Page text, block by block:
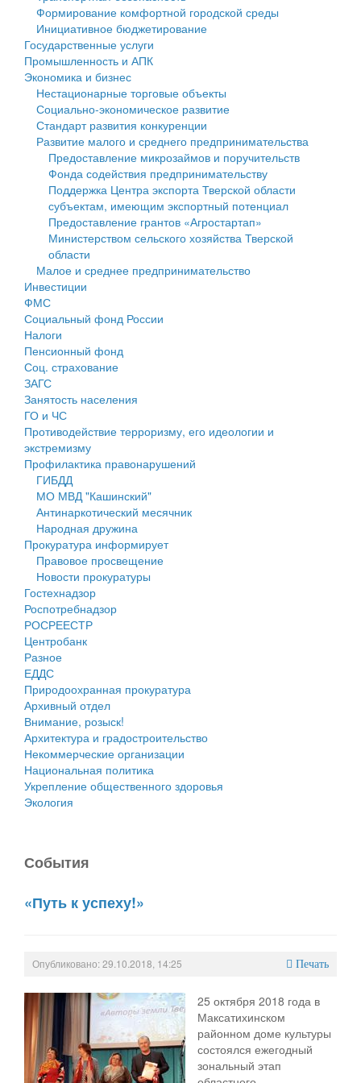
Государственные услуги
Промышленность и АПК
Экономика и бизнес
Символика
Устав
Гостям округа
Туризм
Культура
Образование
Здравоохранение
Социальная защита
Фотоальбом
муниципального округа Тверской области
Администрация Кашинского муниципального округа
Тверской области
Управление сельскими территориями
Открытые данные
Работа с обращениями граждан
Муниципальный контроль
Муниципальные услуги
Проекты административных регламентов
Антимонопольный комплаенс
Противодействие коррупции
Финансовое управление
Бюджет для граждан
Имущество
Выявление правообладателей ранее учтенных
объектов недвижимости
Имущественная поддержка субъектов малого и
среднего предпринимательства
Информационная поддержка субъектов малого и
среднего предпринимательства
Муниципальные программы
Контрольно-счетная палата
Персональные данные
Оценка регулирующего воздействия
Деятельность МУ
Нормативы градостроительного проектирования
Правила землепользования и застройки
Генеральные планы
Проекты планировки территории
Собрание депутатов
Городское поселение
Сельские поселения
Формирование комфортной городской среды
Инициативное бюджетирование
Государственные услуги
Промышленность и АПК
Экономика и бизнес
Нестационарные торговые объекты
Социально-экономическое развитие
Стандарт развития конкуренции
Развитие малого и среднего предпринимательства
Предоставление микрозаймов и поручительств
Фонда содействия предпринимательству
Поддержка Центра экспорта Тверской области
субъектам, имеющим экспортный потенциал
Предоставление грантов «Агростартап»
Министерством сельского хозяйства Тверской
области
Малое и среднее предпринимательство
Инвестиции
ФМС
Социальный фонд России
Налоги
Пенсионный фонд
Соц. страхование
ЗАГС
Занятость населения
ГО и ЧС
Противодействие терроризму, его идеологии и
экстремизму
Профилактика правонарушений
ГИБДД
МО МВД "Кашинский"
Антинаркотический месячник
Народная дружина
Прокуратура информирует
Правовое просвещение
Новости прокуратуры
Гостехнадзор
Роспотребнадзор
РОСРЕЕСТР
Центробанк
Разное
ЕДДС
Природоохранная прокуратура
Архивный отдел
Внимание, розыск!
Архитектура и градостроительство
Некоммерческие организации
Национальная политика
Укрепление общественного здоровья
Экология
События
«Путь к успеху!»
Опубликовано: 29.10.2018, 14:25 Печать
25 октября 2018 года в
Максатихинском
районном доме культуры
состоялся ежегодный
зональный этап